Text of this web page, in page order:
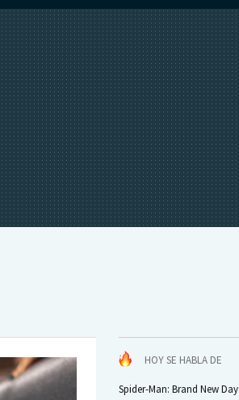
HOY SE HABLA DE
Spider-Man: Brand New Day